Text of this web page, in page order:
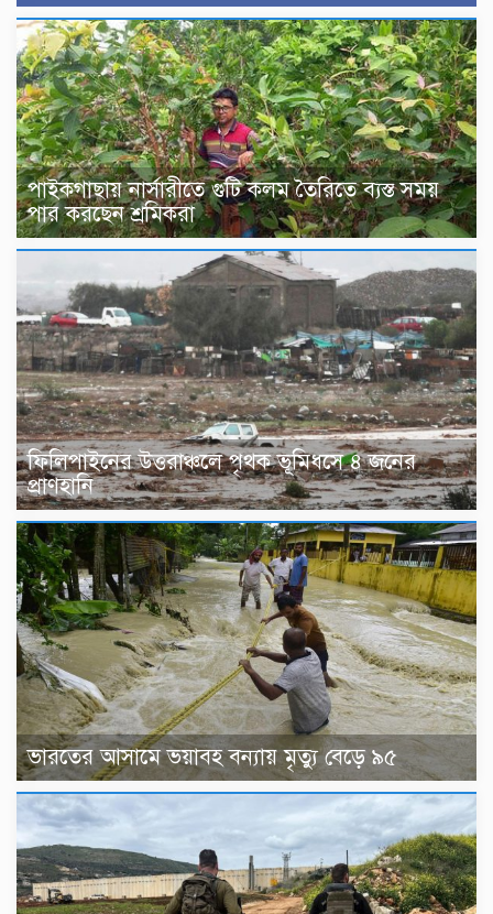
পাইকগাছায় নার্সারীতে গুটি কলম তৈরিতে ব্যস্ত সময়
পার করছেন শ্রমিকরা
ফিলিপাইনের উত্তরাঞ্চলে পৃথক ভূমিধসে ৪ জনের
প্রাণহানি
ভারতের আসামে ভয়াবহ বন্যায় মৃত্যু বেড়ে ৯৫